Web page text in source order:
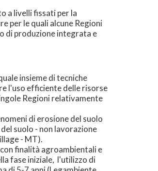
a livelli fissati per la
per le quali alcune Regioni
di produzione integrata e
insieme di tecniche
l'uso efficiente delle risorse
Regioni relativamente
di erosione del suolo
suolo - non lavorazione
- MT).
finalità agroambientali e
fase iniziale, l'utilizzo di